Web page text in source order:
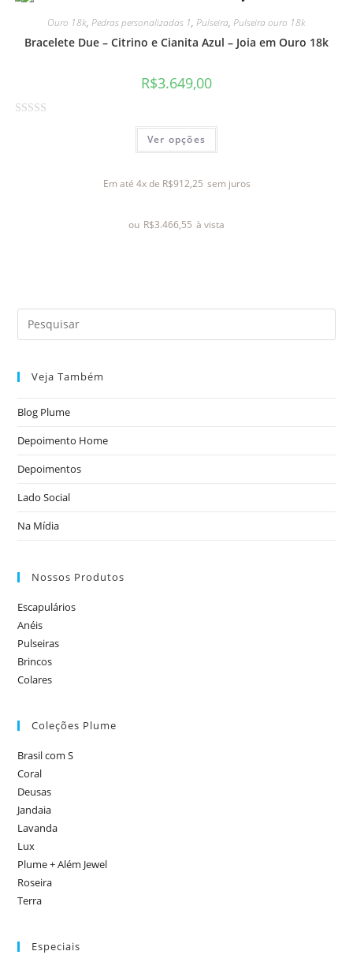
Ouro 18k, Pedras personalizadas 1, Pulseira, Pulseira ouro 18k
Bracelete Due – Citrino e Cianita Azul – Joia em Ouro 18k
R$3.649,00
Ver opções
Em até 4x de R$912,25 sem juros
ou R$3.466,55 à vista
Veja Também
Blog Plume
Depoimento Home
Depoimentos
Lado Social
Na Mídia
Nossos Produtos
Escapulários
Anéis
Pulseiras
Brincos
Colares
Coleções Plume
Brasil com S
Coral
Deusas
Jandaia
Lavanda
Lux
Plume + Além Jewel
Roseira
Terra
Especiais